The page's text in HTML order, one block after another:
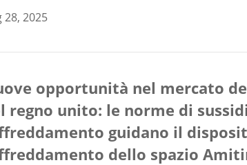
28, 2025
opportunità nel mercato
regno unito: le norme di
guidano il
dello spazio